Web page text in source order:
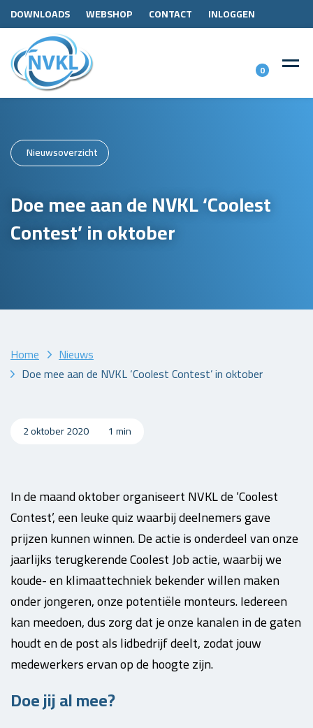
DOWNLOADS WEBSHOP CONTACT INLOGGEN
0
Nieuwsoverzicht
Doe mee aan de NVKL ‘Coolest
Contest’ in oktober
Home
Nieuws
Doe mee aan de NVKL ‘Coolest Contest’ in oktober
2 oktober 2020 1 min
In de maand oktober organiseert NVKL de ‘Coolest
Contest’, een leuke quiz waarbij deelnemers gave
prijzen kunnen winnen. De actie is onderdeel van onze
jaarlijks terugkerende Coolest Job actie, waarbij we
koude- en klimaattechniek bekender willen maken
onder jongeren, onze potentiële monteurs. Iedereen
kan meedoen, dus zorg dat je onze kanalen in de gaten
houdt en de post als lidbedrijf deelt, zodat jouw
medewerkers ervan op de hoogte zijn.
Doe jij al mee?